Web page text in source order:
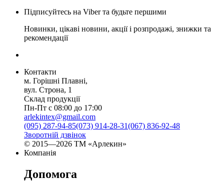
Підписуйтесь на Viber та будьте першими
Новинки, цікаві новини, акції і розпродажі, знижки та
рекомендації
Контакти
м. Горішні Плавні,
вул. Строна, 1
Склад продукції
Пн-Пт с 08:00 до 17:00
arlekintex@gmail.com
(095) 287-94-85(073) 914-28-31(067) 836-92-48
Зворотній дзвінок
© 2015—2026 ТМ «Арлекин»
Компанія
Допомога